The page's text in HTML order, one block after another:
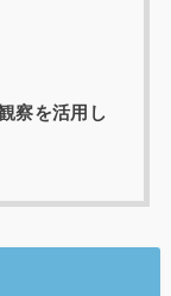
察を活用し